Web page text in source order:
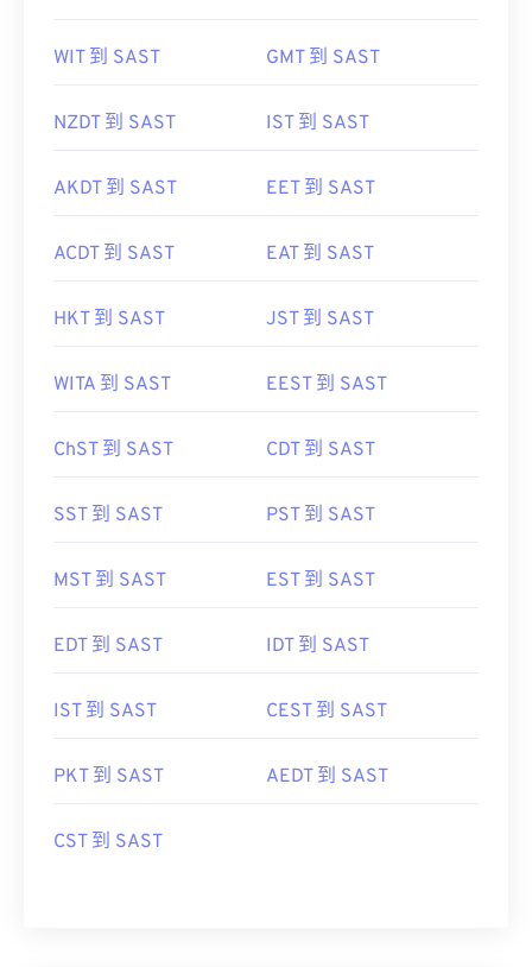
WIT 到 SAST GMT 到 SAST
NZDT 到 SAST IST 到 SAST
AKDT 到 SAST EET 到 SAST
ACDT 到 SAST EAT 到 SAST
HKT 到 SAST JST 到 SAST
WITA 到 SAST EEST 到 SAST
ChST 到 SAST CDT 到 SAST
SST 到 SAST PST 到 SAST
MST 到 SAST EST 到 SAST
EDT 到 SAST IDT 到 SAST
IST 到 SAST CEST 到 SAST
PKT 到 SAST AEDT 到 SAST
CST 到 SAST